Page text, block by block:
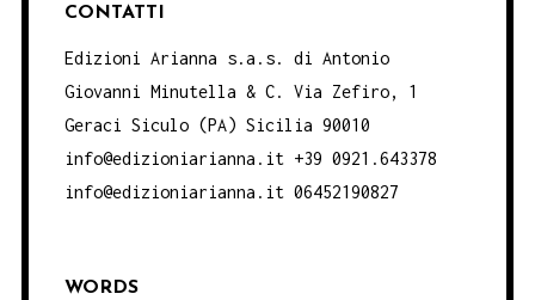
CONTATTI
Edizioni Arianna s.a.s. di Antonio
Giovanni Minutella & C. Via Zefiro, 1
Geraci Siculo (PA) Sicilia 90010
info@edizioniarianna.it +39 0921.643378
info@edizioniarianna.it 06452190827
WORDS